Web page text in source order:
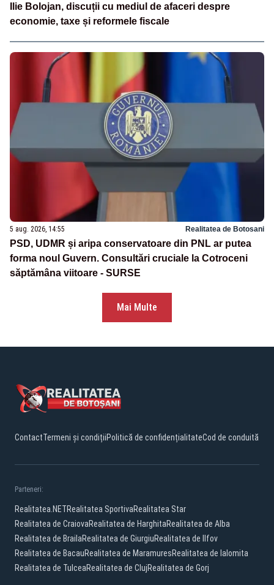
Ilie Bolojan, discuții cu mediul de afaceri despre
economie, taxe și reformele fiscale
5 aug. 2026, 14:55 Realitatea de Botosani
PSD, UDMR și aripa conservatoare din PNL ar putea
forma noul Guvern. Consultări cruciale la Cotroceni
săptămâna viitoare - SURSE
Mai Multe
ContactTermeni și condițiiPolitică de confidențialitateCod de conduită
Parteneri:
Realitatea.NETRealitatea SportivaRealitatea Star
Realitatea de CraiovaRealitatea de HarghitaRealitatea de Alba
Realitatea de BrailaRealitatea de GiurgiuRealitatea de Ilfov
Realitatea de BacauRealitatea de MaramuresRealitatea de Ialomita
Realitatea de TulceaRealitatea de ClujRealitatea de Gorj